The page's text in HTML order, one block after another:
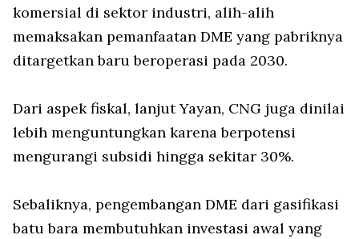
komersial di sektor industri, alih-alih
memaksakan pemanfaatan DME yang pabriknya
ditargetkan baru beroperasi pada 2030.
Dari aspek fiskal, lanjut Yayan, CNG juga dinilai
lebih menguntungkan karena berpotensi
mengurangi subsidi hingga sekitar 30%.
Sebaliknya, pengembangan DME dari gasifikasi
batu bara membutuhkan investasi awal yang